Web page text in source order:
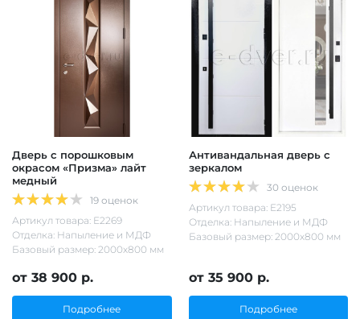
Дверь с порошковым
окрасом «Призма» лайт
медный
19 оценок
Артикул товара: Е2269
Отделка: Напыление и МДФ
Базовый размер: 2000х800 мм
от 38 900 р.
Подробнее
Антивандальная дверь с
зеркалом
30 оценок
Артикул товара: Е2195
Отделка: Напыление и МДФ
Базовый размер: 2000х800 мм
от 35 900 р.
Подробнее